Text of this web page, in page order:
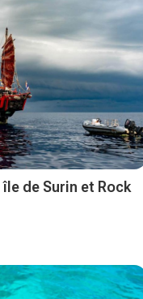
de Surin et Rock